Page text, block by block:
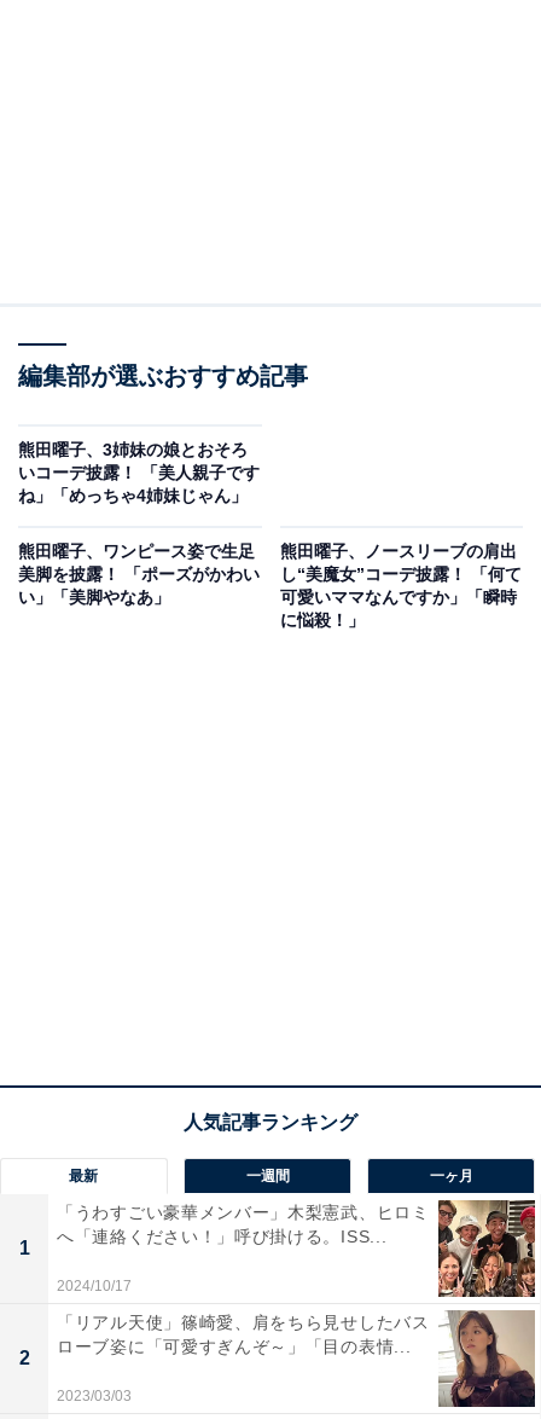
編集部が選ぶおすすめ記事
熊田曜子、3姉妹の娘とおそろ
いコーデ披露！ 「美人親子です
ね」「めっちゃ4姉妹じゃん」
熊田曜子、ワンピース姿で生足
美脚を披露！ 「ポーズがかわい
い」「美脚やなあ」
熊田曜子、ノースリーブの肩出
し“美魔女”コーデ披露！ 「何て
可愛いママなんですか」「瞬時
に悩殺！」
最新 一週間 一ヶ月
1
「うわすごい豪華メンバー」木梨憲武、ヒロミ
へ「連絡ください！」呼び掛ける。ISS...
2024/10/17
2
「リアル天使」篠崎愛、肩をちら見せしたバス
ローブ姿に「可愛すぎんぞ～」「目の表情...
2023/03/03